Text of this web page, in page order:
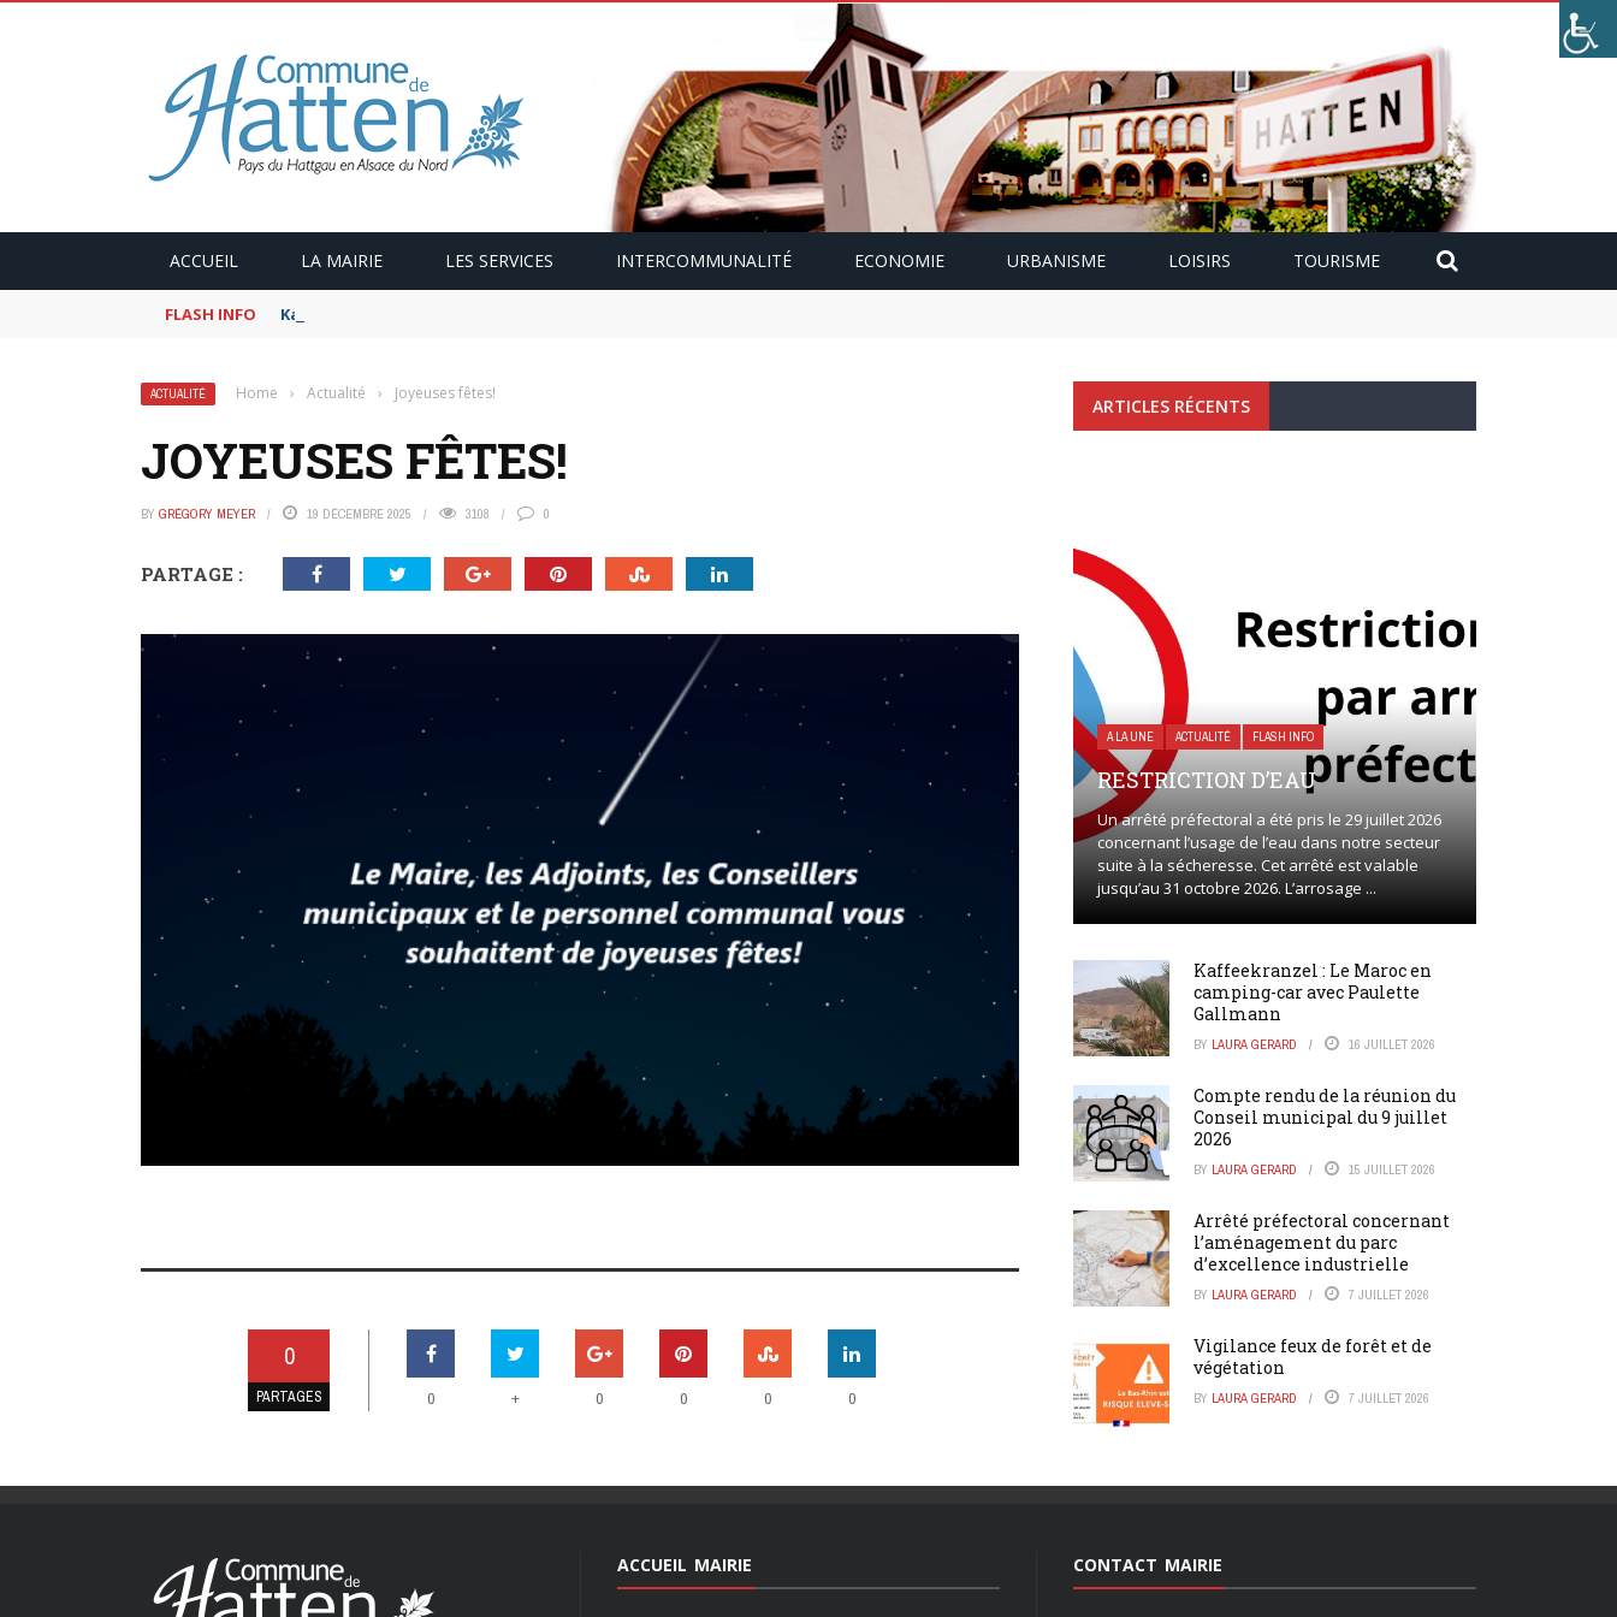
ACCUEIL LA MAIRIE LES SERVICES INTERCOMMUNALITÉ ECONOMIE URBANISME LOISIRS TOURISME
FLASH INFO Kaffeekranzel : Le Maroc en camping-car avec Paulette Gallmann
ACTUALITÉ Home › Actualité › Joyeuses fêtes!
JOYEUSES FÊTES!
BY GRÉGORY MEYER 19 DÉCEMBRE 2025 3108 0
PARTAGE :
0
PARTAGES 0 + 0 0 0 0
ARTICLES RÉCENTS
A LA UNE ACTUALITÉ FLASH INFO
RESTRICTION D’EAU
Un arrêté préfectoral a été pris le 29 juillet 2026
concernant l’usage de l’eau dans notre secteur
suite à la sécheresse. Cet arrêté est valable
jusqu’au 31 octobre 2026. L’arrosage ...
Kaffeekranzel : Le Maroc en
camping-car avec Paulette
Gallmann
BY LAURA GERARD 16 JUILLET 2026
Compte rendu de la réunion du
Conseil municipal du 9 juillet
2026
BY LAURA GERARD 15 JUILLET 2026
Arrêté préfectoral concernant
l’aménagement du parc
d’excellence industrielle
BY LAURA GERARD 7 JUILLET 2026
Vigilance feux de forêt et de
végétation
BY LAURA GERARD 7 JUILLET 2026
ACCUEIL MAIRIE CONTACT MAIRIE